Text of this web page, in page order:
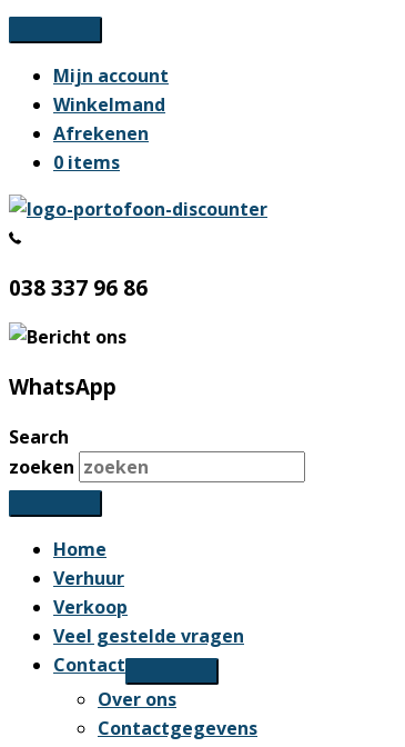
Ga
naar
inhoud
Mijn account
Winkelmand
Afrekenen
0 items
038 337 96 86
WhatsApp
Search
zoeken
Home
Verhuur
Verkoop
Veel gestelde vragen
Contact
Over ons
Contactgegevens